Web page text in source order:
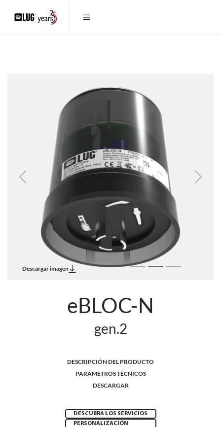
Previous Next
Descargar imagen
eBLOC-N
gen.2
DESCRIPCIÓN DEL PRODUCTO
PARÁMETROS TÉCNICOS
DESCARGAR
DESCUBRA LOS SERVICIOS
PERSONALIZACIÓN